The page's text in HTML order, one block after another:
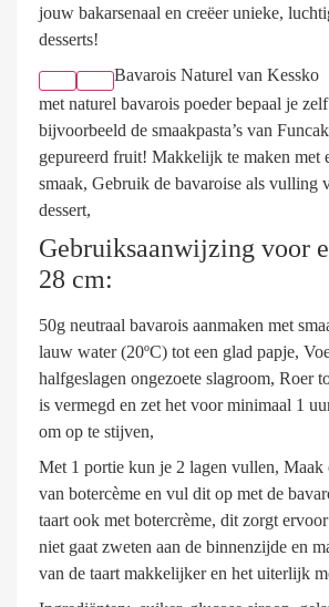
jouw bakarsenaal en creëer unieke,
desserts!
Bavarois Naturel van Kessko
met naturel bavarois poeder bepaal je
bijvoorbeeld de smaakpasta’s van
gepureerd fruit! Makkelijk te maken met
smaak, Gebruik de bavaroise als vulling
dessert,
Gebruiksaanwijzing voor
28 cm:
50g neutraal bavarois aanmaken met
lauw water (20ºC) tot een glad papje,
halfgeslagen ongezoete slagroom, Roer
is vermegd en zet het voor minimaal 1
om op te stijven,
Met 1 portie kun je 2 lagen vullen, Maak
van botercème en vul dit op met de
taart ook met botercrème, dit zorgt
niet gaat zweten aan de binnenzijde en
van de taart makkelijker en het uiterlijk